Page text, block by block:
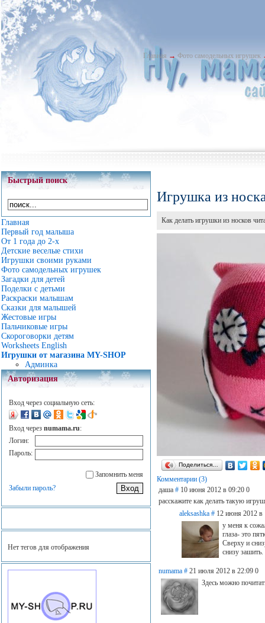
Главная → Фото самодельных игрушек
Быстрый поиск
Главная
Первый год малыша
От 1 года до 2-х
Детские веселые стихи
Игрушки своими руками
Фото самодельных игрушек
Загадки для детей
Поделки с детьми
Раскраски малышам
Сказки для малышей
Жестовые игры
Пальчиковые игры
Скороговорки детям
Worksheets English
Игрушки от магазина MY-SHOP
Админка
Авторизация
Вход через социальную сеть:
Вход через numama.ru:
Логин:
Пароль:
Запомнить меня
Забыли пароль?
Нет тегов для отображения
Игрушка из
Как делать игрушки из носков
Поделиться…
Комментарии (3)
даша # 10 июня 2012 в 09:20 0
расскажите как делать такую
aleksashka # 12 июня 2012 в
у меня к
глаза- это
Сверху и
снизу
numama # 21 июля 2012 в 22:09 0
Здесь можно